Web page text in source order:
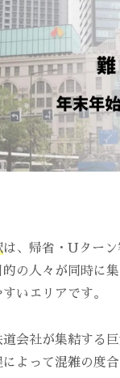
は、帰省・Uター
の人々が同時に
いエリアです。
会社が集結する
によって混雑の度